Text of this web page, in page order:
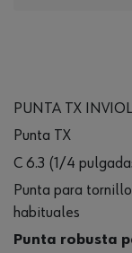
PUNTA TX
Punta TX
C 6.3 (1/4
Punta para
habituales
Punta robusta